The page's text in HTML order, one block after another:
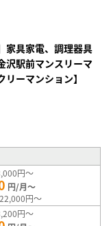
家具家電、調理器具
沢駅前マンスリーマ
ーマンション】
円～
円/月～
円～
円～